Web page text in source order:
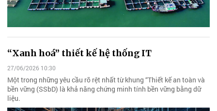
“Xanh hoá” thiết kế hệ thống IT
27/06/2026 10:30
Một trong những yêu cầu rõ rệt nhất từ khung “Thiết kế an toàn và
bền vững (SSbD) là khả năng chứng minh tính bền vững bằng dữ
liệu.